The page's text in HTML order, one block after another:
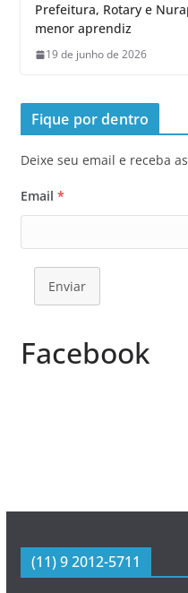
Prefeitura, Rotary e
menor aprendiz
19 de junho de 2026
Fique por dentro
Deixe seu email e receba
Email *
Enviar
Facebook
(11) 9 2012-5711